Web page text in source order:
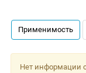
Применимость
Нет информации